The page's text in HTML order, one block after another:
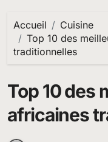
Accueil
Cuisine
Top 10 des
traditionnelles
Top 10 des
africaines